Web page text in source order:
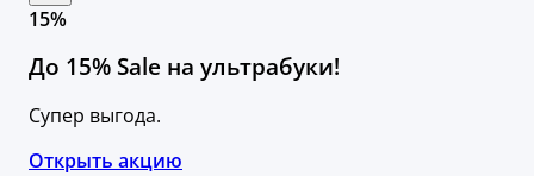
15%
До 15% Sale на ультрабуки!
Супер выгода.
Открыть акцию